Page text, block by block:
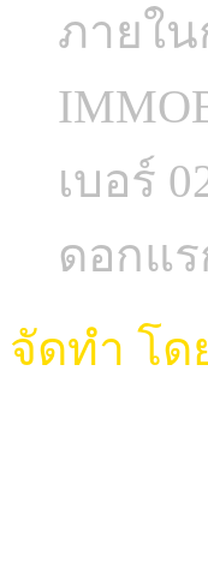
ภายใ
เบอร์
ดอกแ
จัดทำ โด